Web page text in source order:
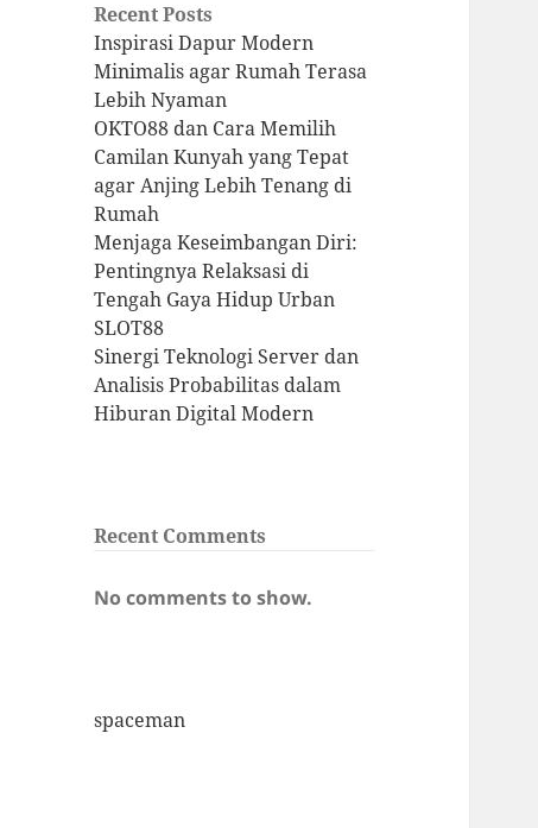
Recent Posts
Inspirasi Dapur Modern
Minimalis agar Rumah Terasa
Lebih Nyaman
OKTO88 dan Cara Memilih
Camilan Kunyah yang Tepat
agar Anjing Lebih Tenang di
Rumah
Menjaga Keseimbangan Diri:
Pentingnya Relaksasi di
Tengah Gaya Hidup Urban
SLOT88
Sinergi Teknologi Server dan
Analisis Probabilitas dalam
Hiburan Digital Modern
Recent Comments
No comments to show.
spaceman